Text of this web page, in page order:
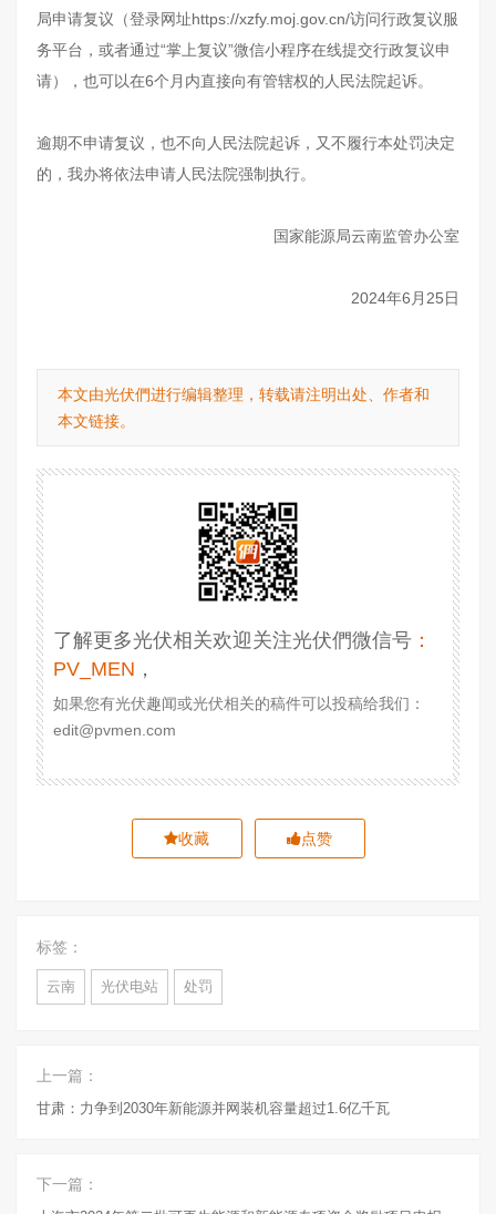
局申请复议（登录网址https://xzfy.moj.gov.cn/访问行政复议服
务平台，或者通过“掌上复议”微信小程序在线提交行政复议申
请），也可以在6个月内直接向有管辖权的人民法院起诉。
逾期不申请复议，也不向人民法院起诉，又不履行本处罚决定
的，我办将依法申请人民法院强制执行。
国家能源局云南监管办公室
2024年6月25日
本文由光伏們进行编辑整理，转载请注明出处、作者和
本文链接。
了解更多光伏相关欢迎关注光伏們微信号 ：
PV_MEN ，
如果您有光伏趣闻或光伏相关的稿件可以投稿给我们：
edit@pvmen.com
收藏 点赞
标签：
云南 光伏电站 处罚
上一篇：
甘肃：力争到2030年新能源并网装机容量超过1.6亿千瓦
下一篇：